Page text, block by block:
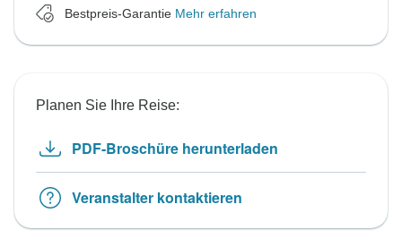
Bestpreis-Garantie Mehr erfahren
Planen Sie Ihre Reise:
PDF-Broschüre herunterladen
Veranstalter kontaktieren